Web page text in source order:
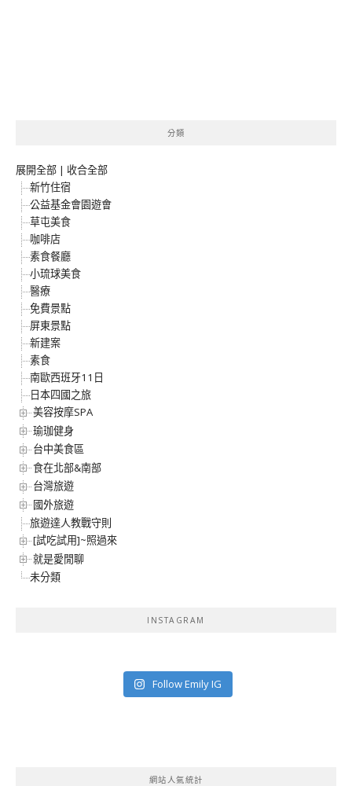
分類
展開全部 | 收合全部
新竹住宿
公益基金會園遊會
草屯美食
咖啡店
素食餐廳
小琉球美食
醫療
免費景點
屏東景點
新建案
素食
南歐西班牙11日
日本四國之旅
美容按摩SPA
瑜珈健身
台中美食區
食在北部&南部
台灣旅遊
國外旅遊
旅遊達人教戰守則
[試吃試用]~照過來
就是愛閒聊
未分類
INSTAGRAM
Follow Emily IG
網站人氣統計